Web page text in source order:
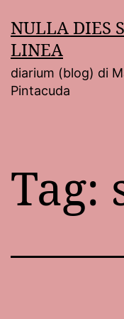
al
contenuto
NULLA DIES
LINEA
diarium (blog) di
Pintacuda
Tag: